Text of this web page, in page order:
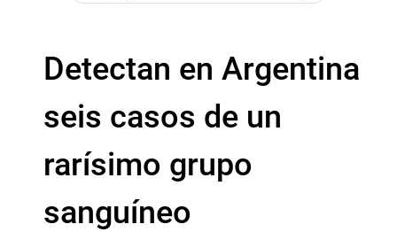
Detectan en Argentina
seis casos de un
rarísimo grupo
sanguíneo